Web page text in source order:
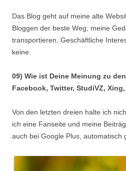
Das Blog geht auf meine alte
Bloggen der beste Weg, meine
transportieren. Geschäftliche
keine.
09) Wie ist Deine Meinung zu
Facebook, Twitter, StudiVZ,
Von den letzten dreien halte ich
ich eine Fanseite und meine
auch bei Google Plus, automatisch